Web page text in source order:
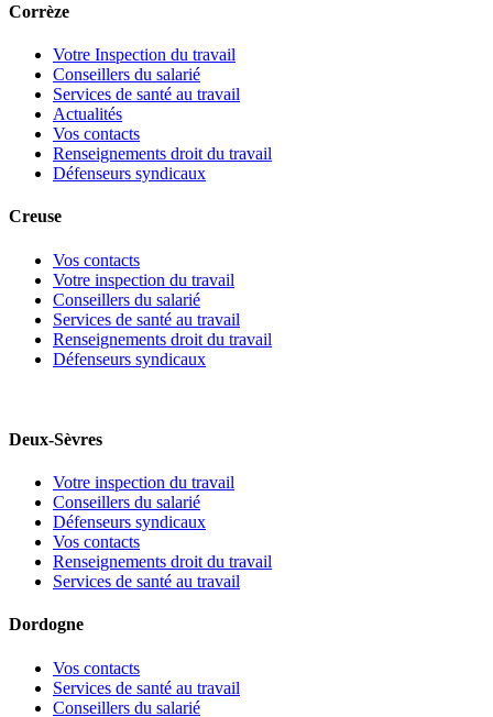
Corrèze
Votre Inspection du travail
Conseillers du salarié
Services de santé au travail
Actualités
Vos contacts
Renseignements droit du travail
Défenseurs syndicaux
Creuse
Vos contacts
Votre inspection du travail
Conseillers du salarié
Services de santé au travail
Renseignements droit du travail
Défenseurs syndicaux
Deux-Sèvres
Votre inspection du travail
Conseillers du salarié
Défenseurs syndicaux
Vos contacts
Renseignements droit du travail
Services de santé au travail
Dordogne
Vos contacts
Services de santé au travail
Conseillers du salarié